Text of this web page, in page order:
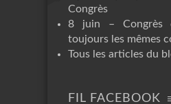
Congrès
8 juin – Congrès
toujours les mêmes
Tous les articles du
FIL FACEBOOK